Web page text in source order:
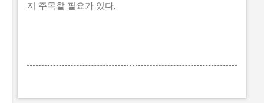
지 주목할 필요가 있다.